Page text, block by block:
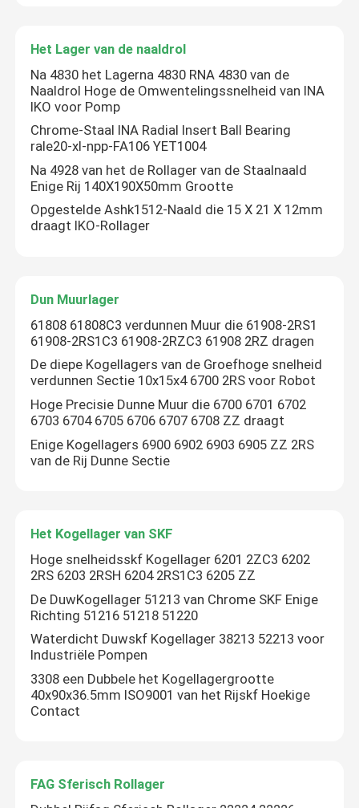
Ongeveer ons
Fabrieksreis
Kwaliteitscontrole
Contacteer ons
Gevallen
Spits Rollager
Sferisch Rollager
Diep GroefKogellager
Hoekig ContactKogellager
Het Lager van het hoofdkussenblok
Het Lager van de naaldrol
Het Kogellager van SKF
Het Lager van de naaldrol
Na 4830 het Lagerna 4830 RNA 4830 van de
Naaldrol Hoge de Omwentelingssnelheid van INA
IKO voor Pomp
Chrome-Staal INA Radial Insert Ball Bearing
rale20-xl-npp-FA106 YET1004
Na 4928 van het de Rollager van de Staalnaald
Enige Rij 140X190X50mm Grootte
Opgestelde Ashk1512-Naald die 15 X 21 X 12mm
draagt IKO-Rollager
Dun Muurlager
61808 61808C3 verdunnen Muur die 61908-2RS1
61908-2RS1C3 61908-2RZC3 61908 2RZ dragen
De diepe Kogellagers van de Groefhoge snelheid
verdunnen Sectie 10x15x4 6700 2RS voor Robot
Hoge Precisie Dunne Muur die 6700 6701 6702
6703 6704 6705 6706 6707 6708 ZZ draagt
Enige Kogellagers 6900 6902 6903 6905 ZZ 2RS
van de Rij Dunne Sectie
Het Kogellager van SKF
Hoge snelheidsskf Kogellager 6201 2ZC3 6202
2RS 6203 2RSH 6204 2RS1C3 6205 ZZ
De DuwKogellager 51213 van Chrome SKF Enige
Richting 51216 51218 51220
Waterdicht Duwskf Kogellager 38213 52213 voor
Industriële Pompen
3308 een Dubbele het Kogellagergrootte
40x90x36.5mm ISO9001 van het Rijskf Hoekige
Contact
FAG Sferisch Rollager